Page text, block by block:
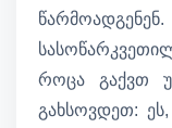
როცა გაქვთ
გახსოვდეთ: